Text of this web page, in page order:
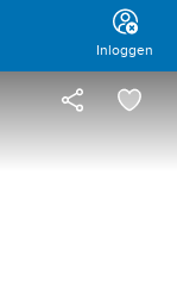
Inloggen